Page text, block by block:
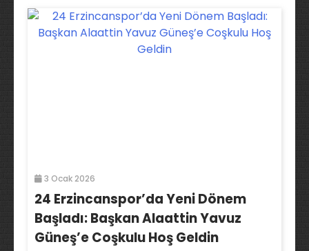
3 Ocak 2026
24 Erzincanspor’da Yeni Dönem
Başladı: Başkan Alaattin Yavuz
Güneş’e Coşkulu Hoş Geldin